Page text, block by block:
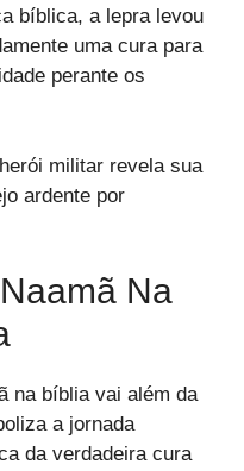
bíblica, a lepra levou
uma cura para
perante os
militar revela sua
ardente por
Na
na bíblia vai além da
a jornada
da verdadeira cura